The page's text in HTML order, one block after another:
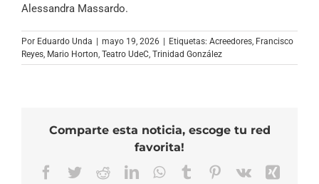
Alessandra Massardo.
Por Eduardo Unda | mayo 19, 2026 | Etiquetas: Acreedores Francisco
Reyes Mario Horton Teatro UdeC Trinidad González
Comparte esta noticia, escoge tu red
favorita!
Facebook
TwitterRedditLinkedInWhatsApp
TumblrPinterest
Vk
Xing